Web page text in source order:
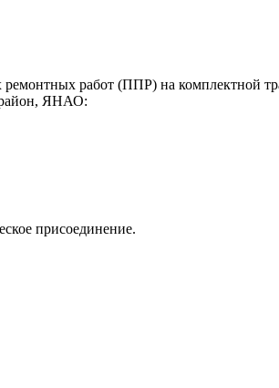
работ (ППР) на комплектной
район, ЯНАО:
присоединение.